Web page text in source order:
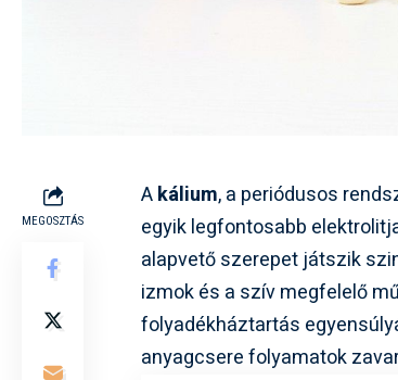
MEGOSZTÁS
Akálium, a periódusos
egyik legfontosabb
alapvető szerepet játszik
izmok és a szív megfelelő
folyadékháztartás
anyagcsere folyamatok